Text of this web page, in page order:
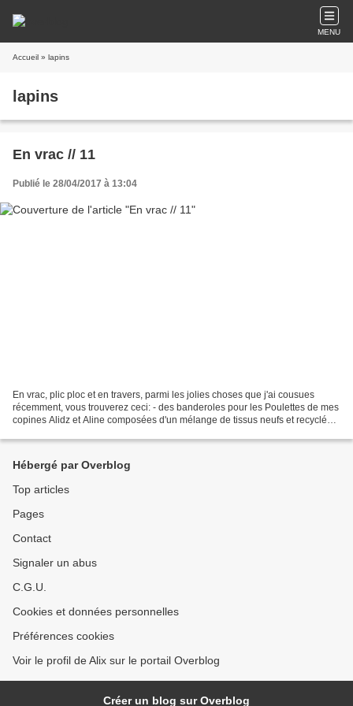
MENU
Accueil » lapins
lapins
En vrac // 11
Publié le 28/04/2017 à 13:04
En vrac, plic ploc et en travers, parmi les jolies choses que j'ai cousues
récemment, vous trouverez ceci: - des banderoles pour les Poulettes de mes
copines Alidz et Aline composées d'un mélange de tissus neufs et recyclés -
Hébergé par Overblog
Top articles
Pages
Contact
Signaler un abus
C.G.U.
Cookies et données personnelles
Préférences cookies
Voir le profil de Alix sur le portail Overblog
Créer un blog sur Overblog